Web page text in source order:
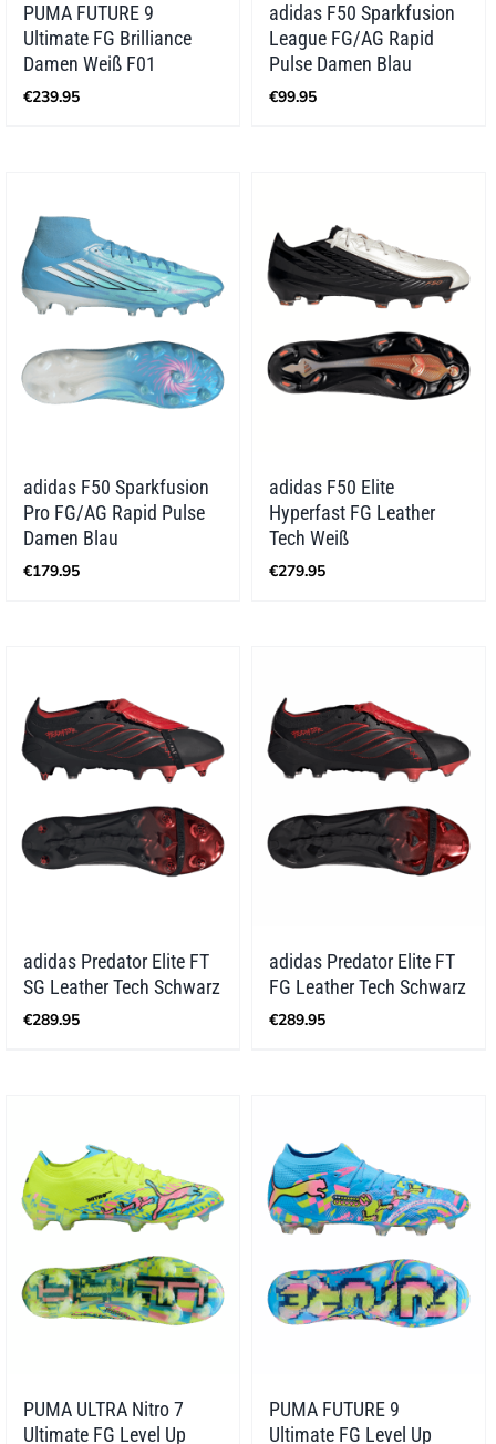
PUMA FUTURE 9
Ultimate FG Brilliance
Damen Weiß F01
€239.95
adidas F50 Sparkfusion
League FG/AG Rapid
Pulse Damen Blau
€99.95
adidas F50 Sparkfusion
Pro FG/AG Rapid Pulse
Damen Blau
€179.95
adidas F50 Elite
Hyperfast FG Leather
Tech Weiß
€279.95
adidas Predator Elite FT
SG Leather Tech Schwarz
€289.95
adidas Predator Elite FT
FG Leather Tech Schwarz
€289.95
PUMA ULTRA Nitro 7
Ultimate FG Level Up
PUMA FUTURE 9
Ultimate FG Level Up